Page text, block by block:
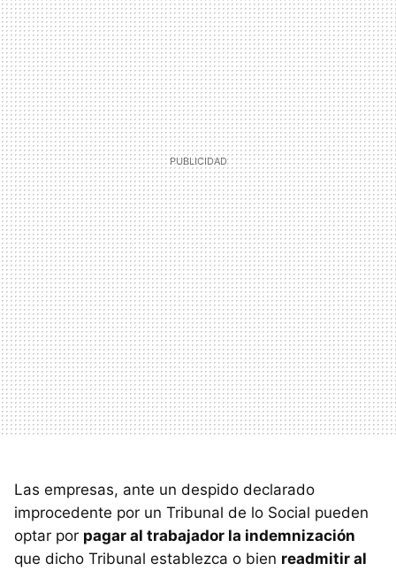
Las empresas, ante un despido declarado
improcedente por un Tribunal de lo Social pueden
optar por pagar al trabajador la indemnización
que dicho Tribunal establezca o bien readmitir al